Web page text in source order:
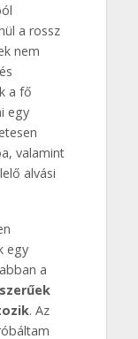
a rossz
nem
a fő
egy
valamint
alvási
egy
a
. Az